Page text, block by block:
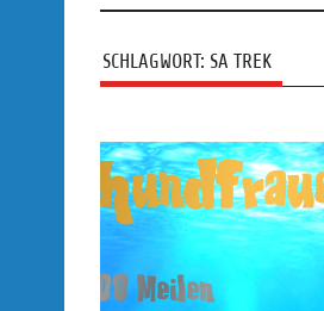
SCHLAGWORT: SA TREK